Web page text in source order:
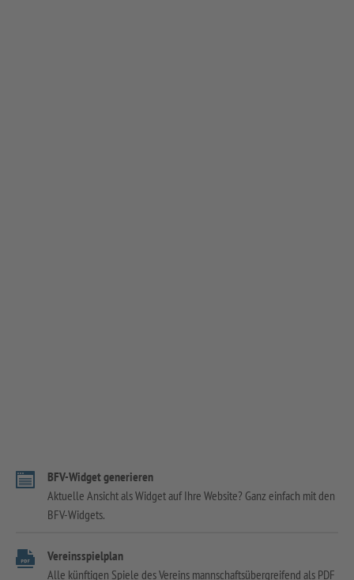
BFV-Widget generieren
Aktuelle Ansicht als Widget auf Ihre Website? Ganz einfach mit den
BFV-Widgets.
Vereinsspielplan
Alle künftigen Spiele des Vereins mannschaftsübergreifend als PDF